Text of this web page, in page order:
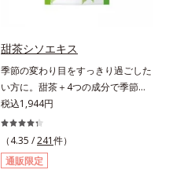
します。飲みやすさにもこだわりま
ることにより特有臭を軽減。粒も小
さくなっています。年齢を重ねても
ハツラツと歩きたい方、よくスポー
ツをする方にもおすすめです。ふし
ぶしが気になったら、軟骨成分に注
目し、毎日に摂り入れて快適に過ご
してみませんか。
甜茶シソエキス
季節の変わり目をすっきり過ごした
い方に。甜茶＋4つの成分で季節に
負けない健康づくりを。GODポリ
フェノールを含むバラ科の甜茶に加
え、3種の植物成分（シソ種子エキ
ス、シジュウムグァバエキス、黄杞
葉エキス）とビタミンEを配合しま
税込1,944円
（4.35 /241件）
通販限定